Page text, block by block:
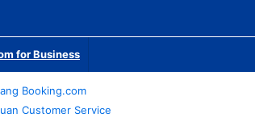
for Business
Booking.com
Customer Service